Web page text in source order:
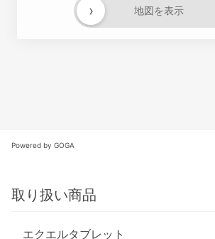
地図を表示
›
Powered by GOGA
取り扱い商品
エクエルタブレット